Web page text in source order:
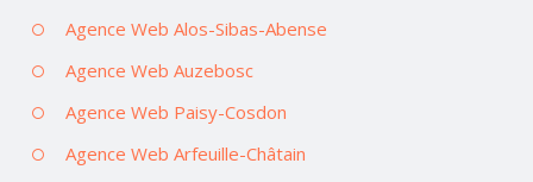
Agence Web Alos-Sibas-Abense
Agence Web Auzebosc
Agence Web Paisy-Cosdon
Agence Web Arfeuille-Châtain